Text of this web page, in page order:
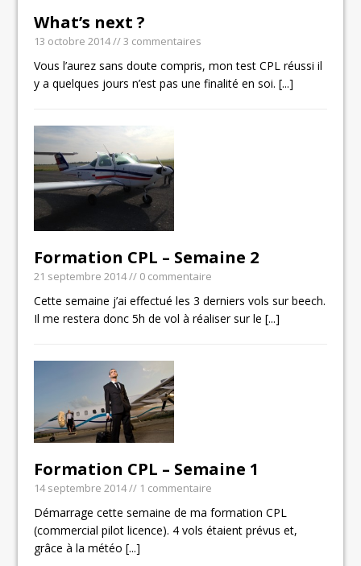
What’s next ?
13 octobre 2014// 3 commentaires
Vous l’aurez sans doute compris, mon test CPL réussi il
y a quelques jours n’est pas une finalité en soi.[...]
Formation CPL – Semaine 2
21 septembre 2014// 0 commentaire
Cette semaine j’ai effectué les 3 derniers vols sur beech.
Il me restera donc 5h de vol à réaliser sur le[...]
Formation CPL – Semaine 1
14 septembre 2014// 1 commentaire
Démarrage cette semaine de ma formation CPL
(commercial pilot licence). 4 vols étaient prévus et,
grâce à la météo[...]